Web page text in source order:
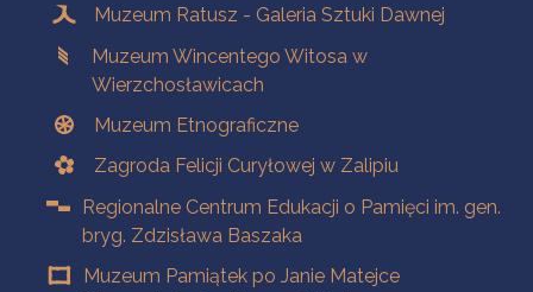
Muzeum Ratusz - Galeria Sztuki Dawnej
Muzeum Wincentego Witosa w
Wierzchosławicach
Muzeum Etnograficzne
Zagroda Felicji Curyłowej w Zalipiu
Regionalne Centrum Edukacji o Pamięci im. gen.
bryg. Zdzisława Baszaka
Muzeum Pamiątek po Janie Matejce